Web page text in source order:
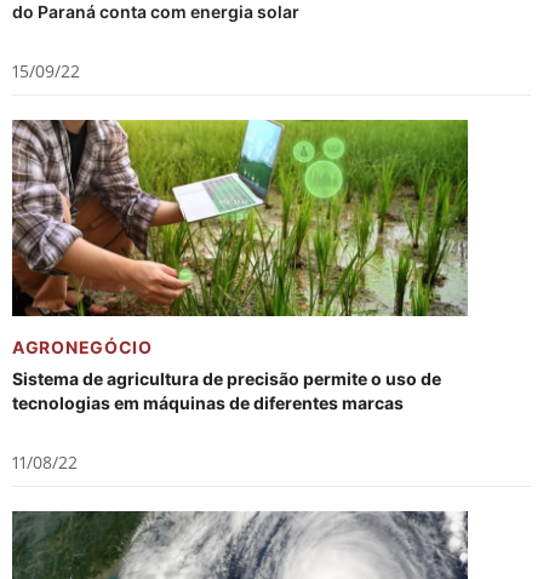
do Paraná conta com energia solar
15/09/22
AGRONEGÓCIO
Sistema de agricultura de precisão permite o uso de
tecnologias em máquinas de diferentes marcas
11/08/22